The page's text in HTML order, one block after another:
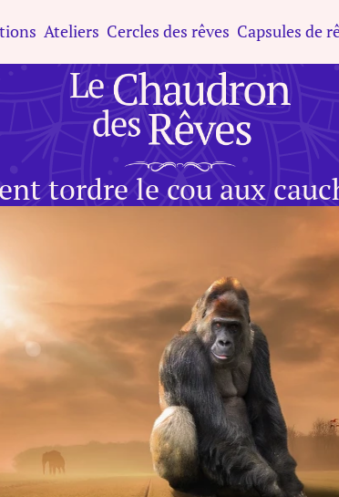
Ateliers Cercles des rêves Capsules de
tordre le cou aux